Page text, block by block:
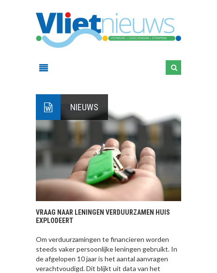
NIEUWS
VRAAG NAAR LENINGEN VERDUURZAMEN HUIS
EXPLODEERT
Om verduurzamingen te financieren worden
steeds vaker persoonlijke leningen gebruikt. In
de afgelopen 10 jaar is het aantal aanvragen
verachtvoudigd. Dit blijkt uit data van het